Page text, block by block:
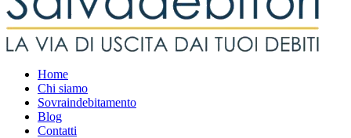
Home
Chi siamo
Sovraindebitamento
Blog
Contatti